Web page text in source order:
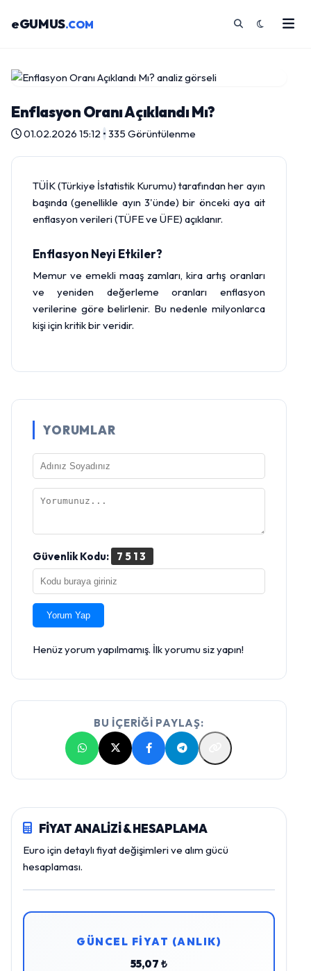
eGUMUS.COM
Enflasyon Oranı Açıklandı Mı?
01.02.2026 15:12 •335 Görüntülenme
TÜİK (Türkiye İstatistik Kurumu) tarafından her ayın
başında (genellikle ayın 3'ünde) bir önceki aya ait
enflasyon verileri (TÜFE ve ÜFE) açıklanır.
Enflasyon Neyi Etkiler?
Memur ve emekli maaş zamları, kira artış oranları
ve yeniden değerleme oranları enflasyon
verilerine göre belirlenir. Bu nedenle milyonlarca
kişi için kritik bir veridir.
YORUMLAR
Güvenlik Kodu: 7513
Yorum Yap
Henüz yorum yapılmamış. İlk yorumu siz yapın!
BU İÇERİĞİ PAYLAŞ:
FİYAT ANALİZİ & HESAPLAMA
Euro için detaylı fiyat değişimleri ve alım gücü
hesaplaması.
GÜNCEL FİYAT (ANLIK)
55,07 ₺